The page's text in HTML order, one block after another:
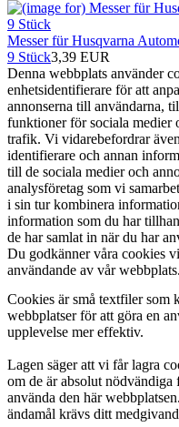
Messer für Husqvarna
9 Stück3,39 EUR
Denna webbplats använder
enhetsidentifierare för att
annonserna till användarna,
funktioner för sociala medier
trafik. Vi vidarebefordrar
identifierare och annan
till de sociala medier och
analysföretag som vi
i sin tur kombinera
information som du har
de har samlat in när du har
Du godkänner våra cookies
användande av vår webbplats.
Cookies är små textfiler som
webbplatser för att göra en
upplevelse mer effektiv.
Lagen säger att vi får lagra
om de är absolut nödvändiga
använda den här
ändamål krävs ditt